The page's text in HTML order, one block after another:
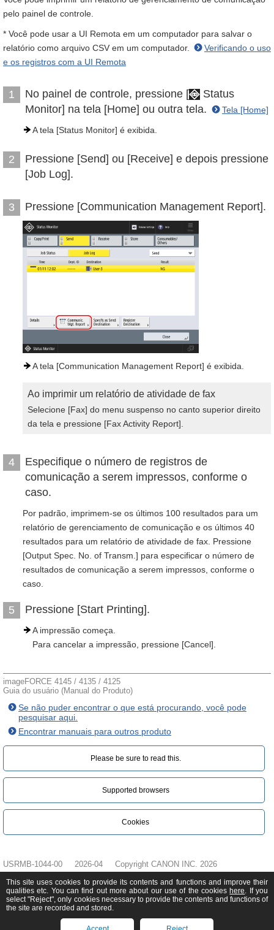
pelo painel de controle.
* Você pode usar a UI Remota em um computador para salvar o
relatório como arquivo CSV em um computador.
Verificando o uso
e os registros com a UI Remota
1 No painel de controle, pressione [
Status
Monitor] na tela [Home] ou outra tela.
Tela [Home]
A tela [Status Monitor] é exibida.
2
Pressione [Send] ou [Receive] e depois pressione
[Job Log].
3 Pressione [Communication Management Report].
A tela [Communication Management Report] é exibida.
Ao imprimir um relatório de atividade de fax
Selecione [Fax] do menu suspenso no canto superior direito
da tela e pressione [Fax Activity Report].
4
Especifique o número de registros de
comunicação a serem impressos, conforme o
caso.
Por padrão, imprimem-se os últimos 100 resultados para um
relatório de gerenciamento de comunicação e os últimos 40
resultados para um relatório de atividade de fax. Pressione
[Output Spec. No. of Transm.] para especificar o número de
resultados de comunicação a serem impressos, conforme o
caso.
5 Pressione [Start Printing].
A impressão começa.
Para cancelar a impressão, pressione [Cancel].
imageFORCE 4145 / 4135 / 4125
Guia do usuário (Manual do Produto)
Se não puder encontrar o que está procurando, você pode
pesquisar aqui.
Encontrar manuais para outros produto
Please be sure to read this.‎
Supported browsers
Cookies
USRMB-1044-00 2026-04 Copyright CANON INC. 2026
This site uses cookies to provide its contents and functions and improve their
qualities etc. You can find out more about our use of the cookies here. If you
select "Reject", only cookies necessary to provide the contents and functions of
the site are recorded and stored.